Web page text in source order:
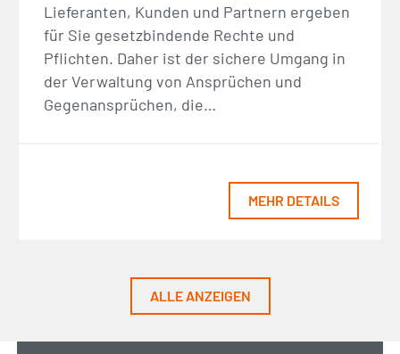
Lieferanten, Kunden und Partnern ergeben
für Sie gesetzbindende Rechte und
Pflichten. Daher ist der sichere Umgang in
der Verwaltung von Ansprüchen und
Gegenansprüchen, die…
MEHR DETAILS
ALLE ANZEIGEN